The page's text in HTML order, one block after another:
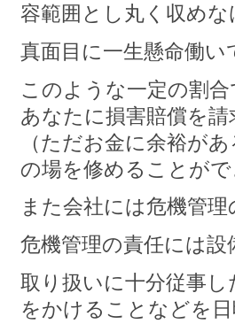
容範囲とし丸く収め
真面目に一生懸命働
このような一定の割
あなたに損害賠償を
（ただお金に余裕が
の場を修めることが
また会社には危機管
危機管理の責任には
取り扱いに十分従事
をかけることなどを